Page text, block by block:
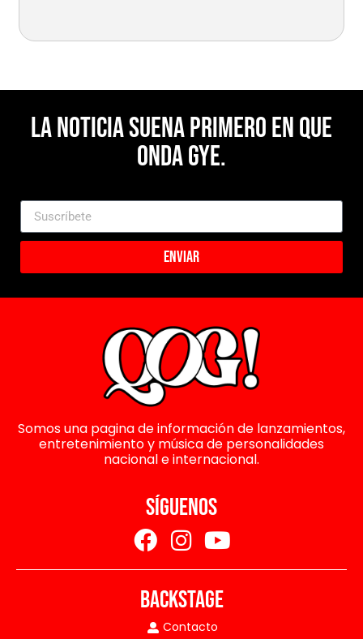
La noticia suena primero en Que
Onda Gye.
Enviar
Somos una pagina de información de lanzamientos,
entretenimiento y música de personalidades
nacional e internacional.
SÍGUENOS
BACKSTAGE
Contacto